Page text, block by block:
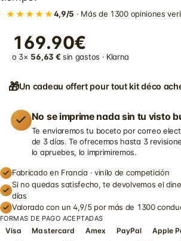
★★★★★4,9/5 · Más de 1300 opiniones
169.90€
o 3× 56,63 € sin gastos · Klarna
🎁Un cadeau offert pour tout kit déco
No se imprime nada sin tu visto
Te enviaremos tu boceto por correo
de 3 días. Te ofrecemos hasta 3
lo apruebes, lo imprimiremos.
Fabricado en Francia · vinilo de competición
Si no quedas satisfecho, te devolvemos el
días
Valorado con un 4,9/5 por más de 1300
FORMAS DE PAGO ACEPTADAS
Visa Mastercard Amex PayPal Apple